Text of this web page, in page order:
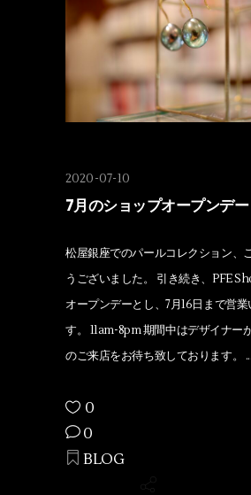
2020-07-10
7月のショップオープンデー
松屋銀座でのパールコレクション、
うございました。 引き続き、PFE
オープンデーとし、7月16日まで営
す。 11am-8pm 期間中はデザイナー
のご来店をお待ち致しております。
0
0
BLOG